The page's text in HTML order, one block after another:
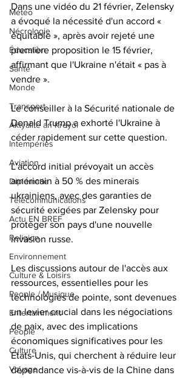
Météo
Nécrologie
Éducation
Santé
Monde
Transport
Aktyalite an Kreyòl
Intempéries
Aviation
Diplomatie
Télécommunications
Actu EN BREF
Religion
Environnement
Culture & Loisirs
People / Musique
Entertainment
People
Culture
Voyage
Dans une vidéo du 21 février, Zelensky
a évoqué la nécessité d'un accord «
équitable », après avoir rejeté une
première proposition le 15 février,
affirmant que l'Ukraine n'était « pas à
vendre ».
Le conseiller à la Sécurité nationale de
Donald Trump a exhorté l'Ukraine à
céder rapidement sur cette question.
L'accord initial prévoyait un accès
américain à 50 % des minerais
ukrainiens, avec des garanties de
sécurité exigées par Zelensky pour
protéger son pays d'une nouvelle
invasion russe.
Les discussions autour de l'accès aux
ressources, essentielles pour les
technologies de pointe, sont devenues
un levier crucial dans les négociations
de paix, avec des implications
économiques significatives pour les
États-Unis, qui cherchent à réduire leur
dépendance vis-à-vis de la Chine dans